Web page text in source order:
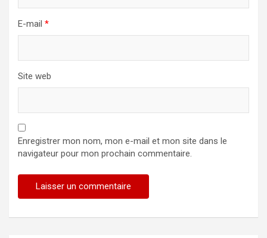
E-mail *
Site web
Enregistrer mon nom, mon e-mail et mon site dans le
navigateur pour mon prochain commentaire.